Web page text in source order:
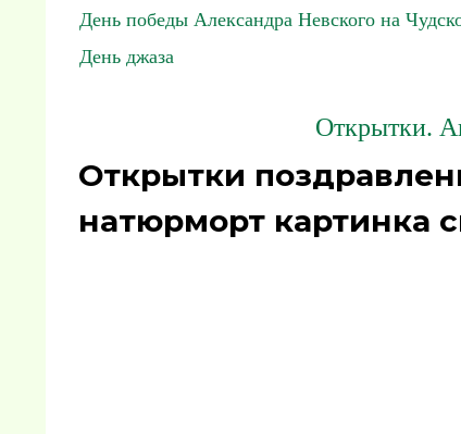
День победы Александра Невского на
День джаза
Открытки.
Открытки
натюрморт картинка